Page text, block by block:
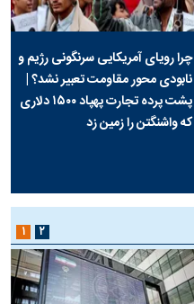
چرا رویای آمریکایی سرنگونی رژیم و
نابودی محور مقاومت تعبیر نشد؟ |
پشت پرده تجارت پهپاد‌ ۱۵۰۰ دلاری
که واشنگتن را زمین زد
۱ ۲